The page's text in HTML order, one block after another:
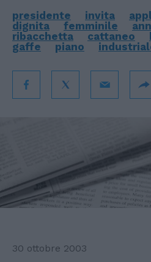
presidente invita
dignita
femminile
ribacchetta
cattaneo
gaffe
piano
30 ottobre 2003